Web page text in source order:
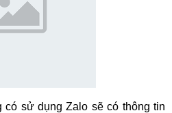
có sử dụng Zalo sẽ có thông tin